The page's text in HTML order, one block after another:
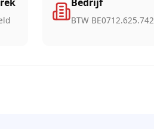
BTW BE0712.625.742